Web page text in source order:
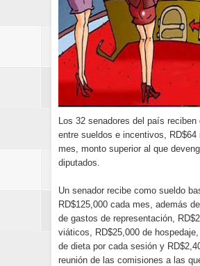
Los 32 senadores del país reciben
entre sueldos e incentivos, RD$64
mes, monto superior al que
diputados.
Un senador recibe como sueldo
RD$125,000 cada mes, además
de gastos de representación,
viáticos, RD$25,000 de
de dieta por cada sesión y
reunión de las comisiones a las